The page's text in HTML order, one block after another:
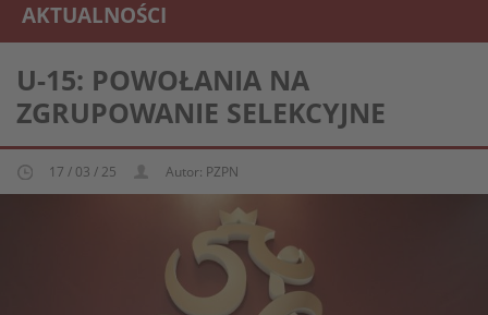
AKTUALNOŚCI
REPREZENTACJA MŁODZIEŻOWA U-15
U-15: POWOŁANIA NA
ZGRUPOWANIE SELEKCYJNE
17 / 03 / 25 Autor: PZPN